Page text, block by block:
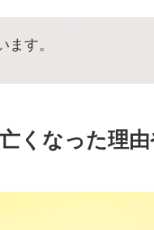
す。
くなった理由